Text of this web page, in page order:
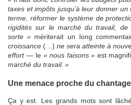
taxes et impôts jusqu’à leur donner
terme, réformer le système de
rigidités sur le marché du travail,
sorte »mériterait un long
croissance (…) ne sera atteinte à
effort— le « nous faisons » est
marché du travail. »
Une menace proche du chantage
Ça y est. Les grands mots sont